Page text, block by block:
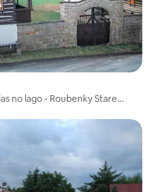
no lago - Roubenky Stare